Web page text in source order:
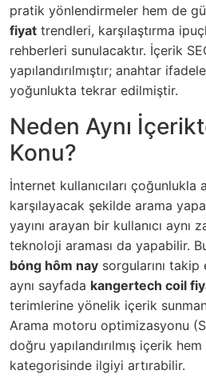
pratik yönlendirmeler hem de
fiyat trendleri, karşılaştırma
rehberleri sunulacaktır. İçerik
yapılandırılmıştır; anahtar
yoğunlukta tekrar edilmiştir.
Neden Aynı
Konu?
İnternet kullanıcıları çoğunlukla
karşılayacak şekilde arama
yayını arayan bir kullanıcı aynı
teknoloji araması da yapabilir.
bóng hôm nay sorgularını
aynı sayfada kangertech coil
terimlerine yönelik içerik
Arama motoru optimizasyonu
doğru yapılandırılmış içerik
kategorisinde ilgiyi artırabilir.